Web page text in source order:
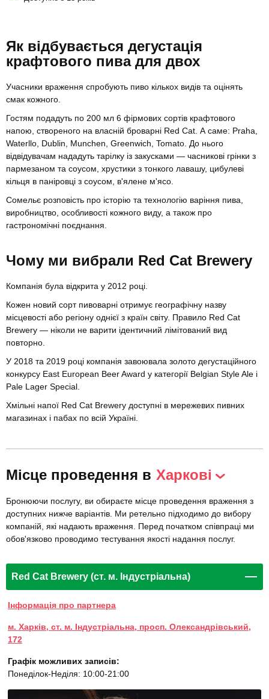
Як відбувається дегустація
крафтового пива для двох
Учасники враження спробують пиво кількох видів та оцінять
смак кожного.
Гостям подадуть по 200 мл 6 фірмових сортів крафтового
напою, створеного на власній броварні Red Cat. А саме: Praha,
Waterllo, Dublin, Munchen, Greenwich, Tomato. До нього
відвідувачам нададуть тарілку із закусками — часникові грінки з
пармезаном та соусом, хрустики з тонкого лавашу, цибулеві
кільця в паніровці з соусом, в'ялене м'ясо.
Сомельє розповість про історію та технологію варіння пива,
виробництво, особливості кожного виду, а також про
гастрономічні поєднання.
Чому ми вибрали Red Cat Brewery
Компанія була відкрита у 2012 році.
Кожен новий сорт пивоварні отримує географічну назву
місцевості або регіону однієї з країн світу. Правило Red Cat
Brewery — ніколи не варити ідентичний лімітований вид
повторно.
У 2018 та 2019 році компанія завоювала золото дегустаційного
конкурсу East European Beer Award у категорії Belgian Style Ale і
Pale Lager Special.
Хмільні напої Red Cat Brewery доступні в мережевих пивних
магазинах і пабах по всій Україні.
Місце проведення в Харкові
Бронюючи послугу, ви обираєте місце проведення враження з
доступних нижче варіантів. Ми ретельно підходимо до вибору
компаній, які надають враження. Перед початком співпраці ми
обов'язково проводимо тестування якості надання послуг.
Red Cat Brewery (ст. м. Індустріальна)
Інформація про партнера
м. Харків, ст. м. Індустріальна, просп. Олександрівський,
172
Графік можливих записів:
Понеділок-Неділя: 10:00-21:00